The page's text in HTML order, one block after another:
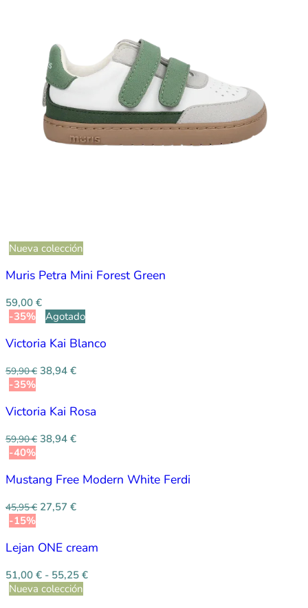
Nueva colección
Muris Petra Mini Forest Green
59,00 €
-35%
Agotado
Victoria Kai Blanco
59,90€ 38,94 €
-35%
Victoria Kai Rosa
59,90€ 38,94 €
-40%
Mustang Free Modern White Ferdi
45,95€ 27,57 €
-15%
Lejan ONE cream
51,00 € - 55,25 €
Nueva colección